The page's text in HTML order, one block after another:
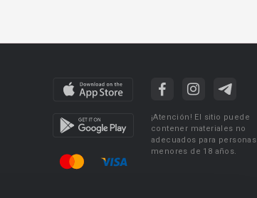
¡Atención! El sitio puede
contener materiales no
adecuados para personas
menores de 18 años.